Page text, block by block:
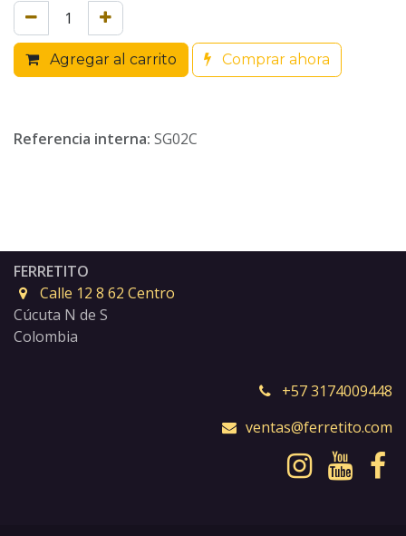
Agregar al carrito Comprar ahora
Referencia interna: SG02C
FERRETITO
Calle 12 8 62 Centro
Cúcuta N de S
Colombia
+57 3174009448
ventas@ferretito.com